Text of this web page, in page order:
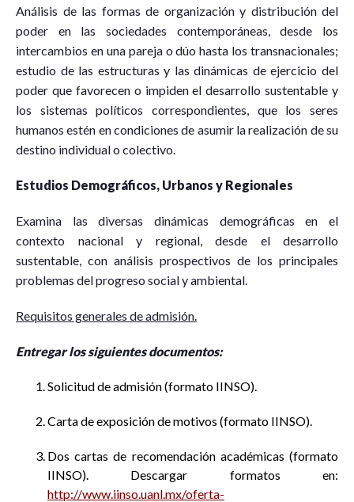
Análisis de las formas de organización y distribución del
poder en las sociedades contemporáneas, desde los
intercambios en una pareja o dúo hasta los transnacionales;
estudio de las estructuras y las dinámicas de ejercicio del
poder que favorecen o impiden el desarrollo sustentable y
los sistemas políticos correspondientes, que los seres
humanos estén en condiciones de asumir la realización de su
destino individual o colectivo.
Estudios Demográficos, Urbanos y Regionales
Examina las diversas dinámicas demográficas en el
contexto nacional y regional, desde el desarrollo
sustentable, con análisis prospectivos de los principales
problemas del progreso social y ambiental.
Requisitos generales de admisión.
Entregar los siguientes documentos:
Solicitud de admisión (formato IINSO).
Carta de exposición de motivos (formato IINSO).
Dos cartas de recomendación académicas (formato
IINSO). Descargar formatos en:
http://www.iinso.uanl.mx/oferta-